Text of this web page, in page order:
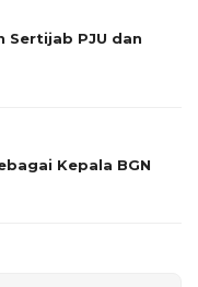
Sertijab PJU dan
Kepala BGN